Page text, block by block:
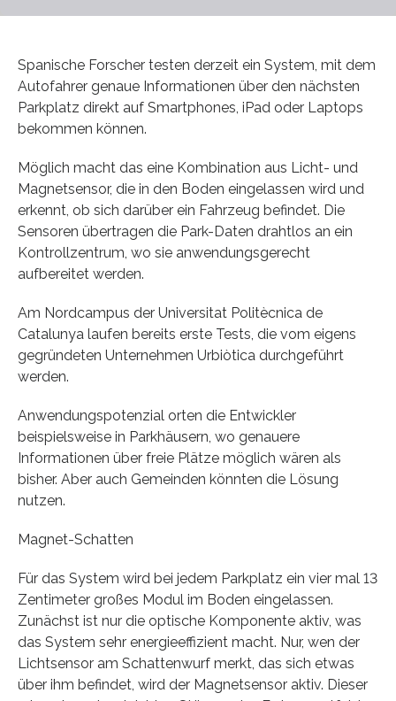
Spanische Forscher testen derzeit ein System, mit dem
Autofahrer genaue Informationen über den nächsten
Parkplatz direkt auf Smartphones, iPad oder Laptops
bekommen können.
Möglich macht das eine Kombination aus Licht- und
Magnetsensor, die in den Boden eingelassen wird und
erkennt, ob sich darüber ein Fahrzeug befindet. Die
Sensoren übertragen die Park-Daten drahtlos an ein
Kontrollzentrum, wo sie anwendungsgerecht
aufbereitet werden.
Am Nordcampus der Universitat Politècnica de
Catalunya laufen bereits erste Tests, die vom eigens
gegründeten Unternehmen Urbiòtica durchgeführt
werden.
Anwendungspotenzial orten die Entwickler
beispielsweise in Parkhäusern, wo genauere
Informationen über freie Plätze möglich wären als
bisher. Aber auch Gemeinden könnten die Lösung
nutzen.
Magnet-Schatten
Für das System wird bei jedem Parkplatz ein vier mal 13
Zentimeter großes Modul im Boden eingelassen.
Zunächst ist nur die optische Komponente aktiv, was
das System sehr energieeffizient macht. Nur, wen der
Lichtsensor am Schattenwurf merkt, das sich etwas
über ihm befindet, wird der Magnetsensor aktiv. Dieser